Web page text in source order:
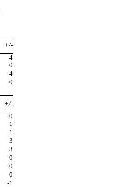
+/-
4
0
4
0
+/-
0
1
1
3
3
0
0
0
-1